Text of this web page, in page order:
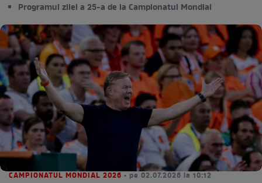
Programul zilei a 25-a de la Campionatul Mondial
CAMPIONATUL MONDIAL 2026 • pe 02.07.2026 la 10:12